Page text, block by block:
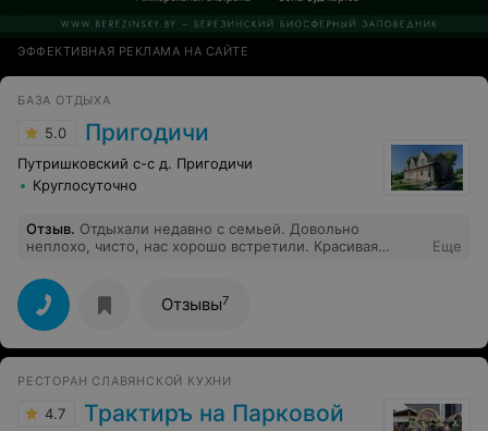
ЭФФЕКТИВНАЯ РЕКЛАМА НА САЙТЕ
БАЗА ОТДЫХА
5.0 Пригодичи
Путришковский с-с д. Пригодичи
Круглосуточно
Отзыв. Отдыхали недавно с семьей. Довольно
неплохо, чисто, нас хорошо встретили. Красивая
Еще
Отзывы7
РЕСТОРАН СЛАВЯНСКОЙ КУХНИ
4.7 Трактиръ на Парковой